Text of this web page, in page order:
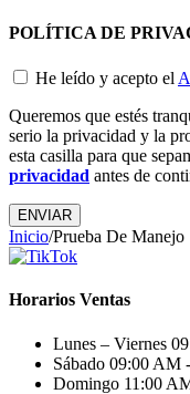
POLÍTICA DE
He leído y acepto el
Queremos que estés
serio la privacidad y la
esta casilla para que
privacidad antes de
ENVIAR
Inicio/Prueba De Manejo
Horarios Ventas
Lunes – Viernes
Sábado 09:00 AM
Domingo 11:00